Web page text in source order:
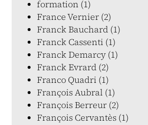
formation (1)
France Vernier (2)
Franck Bauchard (1)
Franck Cassenti (1)
Franck Demarcy (1)
Franck Evrard (2)
Franco Quadri (1)
François Aubral (1)
François Berreur (2)
François Cervantès (1)